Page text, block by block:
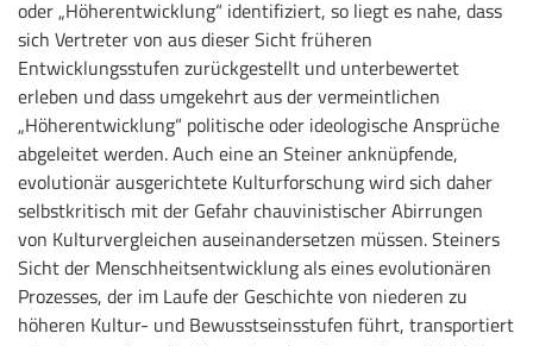
oder „Höherentwicklung“ identifiziert, so liegt es nahe, dass
sich Vertreter von aus dieser Sicht früheren
Entwicklungsstufen zurückgestellt und unterbewertet
erleben und dass umgekehrt aus der vermeintlichen
„Höherentwicklung“ politische oder ideologische Ansprüche
abgeleitet werden. Auch eine an Steiner anknüpfende,
evolutionär ausgerichtete Kulturforschung wird sich daher
selbstkritisch mit der Gefahr chauvinistischer Abirrungen
von Kulturvergleichen auseinandersetzen müssen. Steiners
Sicht der Menschheitsentwicklung als eines evolutionären
Prozesses, der im Laufe der Geschichte von niederen zu
höheren Kultur- und Bewusstseinsstufen führt, transportiert